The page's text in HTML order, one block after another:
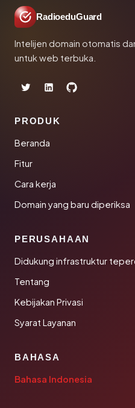
RadioeduGuard
Intelijen domain otomatis
untuk web terbuka.
PRODUK
Beranda
Fitur
Cara kerja
Domain yang baru diperiksa
PERUSAHAAN
Didukung infrastruktur
Tentang
Kebijakan Privasi
Syarat Layanan
BAHASA
Bahasa Indonesia